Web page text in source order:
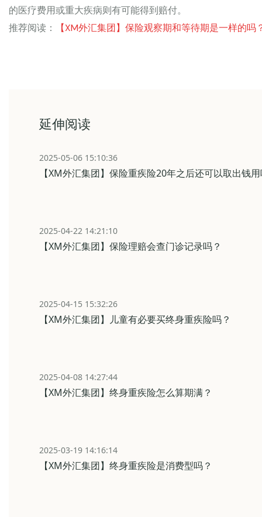
的医疗费用或重大疾病则有可能得到赔付。
推荐阅读：
【XM外汇集团】保险观察期和等待期是一样的吗
延伸阅读
2025-05-06 15:10:36
【XM外汇集团】保险重疾险20年之后还可以取出钱
2025-04-22 14:21:10
【XM外汇集团】保险理赔会查门诊记录吗？
2025-04-15 15:32:26
【XM外汇集团】儿童有必要买终身重疾险吗？
2025-04-08 14:27:44
【XM外汇集团】终身重疾险怎么算期满？
2025-03-19 14:16:14
【XM外汇集团】终身重疾险是消费型吗？